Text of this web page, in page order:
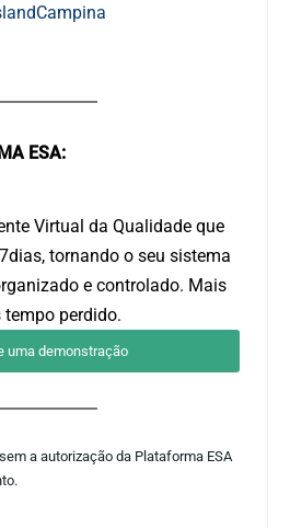
ESA:
Virtual da Qualidade que
tornando o seu sistema
e controlado. Mais
perdido.
uma demonstração
a autorização da Plataforma ESA